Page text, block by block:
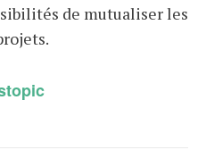
de mutualiser les